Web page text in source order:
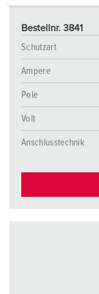
Bestellnr. 3841
Schutzart
Ampere
Pole
Volt
Anschlusstechnik